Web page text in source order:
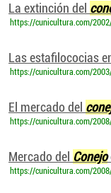
La extinción del
https://cunicultura.com/
Las estafilococias
https://cunicultura.com/
El mercado del
https://cunicultura.com/
Mercado del Conejo
https://cunicultura.com/